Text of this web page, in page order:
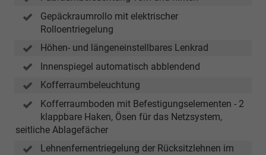
Gepäckraumrollo mit elektrischer
Rolloentriegelung
Höhen- und längeneinstellbares Lenkrad
Innenspiegel automatisch abblendend
Kofferraumbeleuchtung
Kofferraumboden mit Befestigungselementen - 2
klappbare Haken, Ösen für das Netzsystem,
seitliche Ablagefächer
Lehnenfernentriegelung der Rücksitzlehnen im